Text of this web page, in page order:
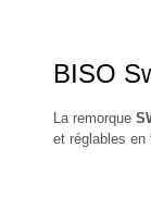
BISO
La remorque
et réglables en